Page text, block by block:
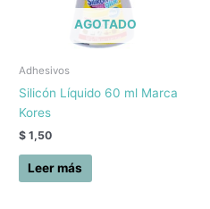
AGOTADO
Adhesivos
Silicón Líquido 60 ml Marca
Kores
$ 1,50
Leer más